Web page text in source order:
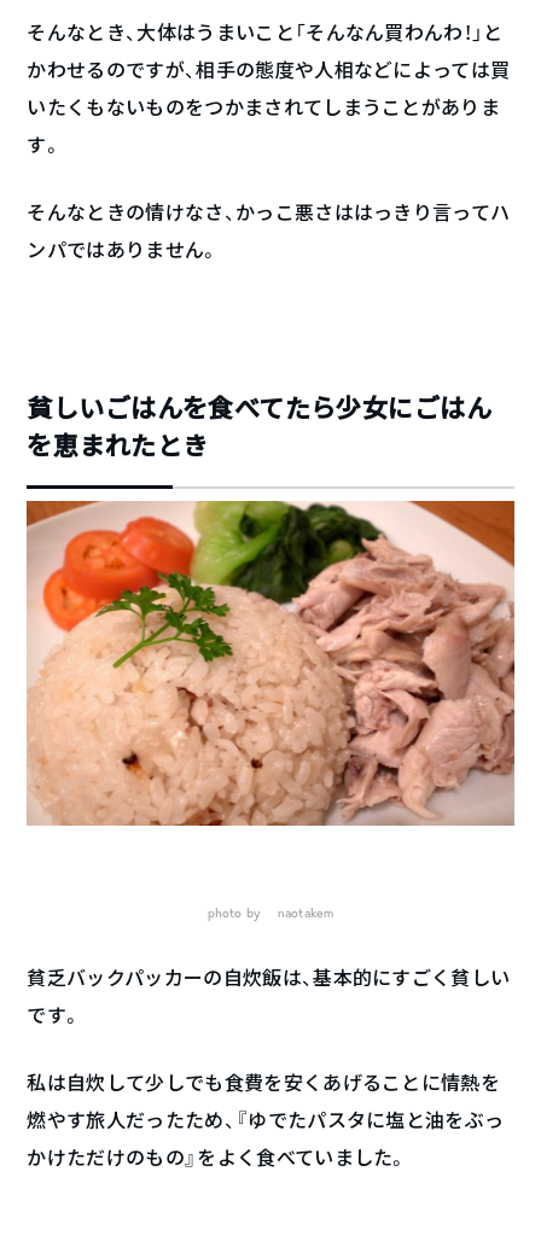
そんなとき、大体はうまいこと「そんなん買わんわ！」と
かわせるのですが、相手の態度や人相などによっては買
いたくもないものをつかまされてしまうことがありま
す。
そんなときの情けなさ、かっこ悪さははっきり言ってハ
ンパではありません。
貧しいごはんを食べてたら少女にごはん
を恵まれたとき
photo by naotakem
貧乏バックパッカーの自炊飯は、基本的にすごく貧しい
です。
私は自炊して少しでも食費を安くあげることに情熱を
燃やす旅人だったため、『ゆでたパスタに塩と油をぶっ
かけただけのもの』をよく食べていました。